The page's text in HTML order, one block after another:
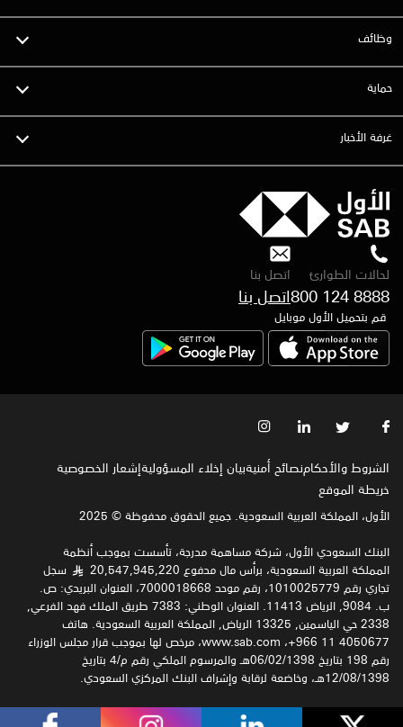
وظائف
حماية
غرفة الأخبار
لحالات الطوارئ
800 124 8888
اتصل بنا
قم بتحميل الأول موبايل
الشروط والأحكامنصائح أمنيةبيان إخلاء المسؤوليةإشعار الخصوصية‍
خريطة الموقع
الأول، المملكة العربية السعودية. جميع الحقوق محفوظة © 2025
البنك السعودي الأول، شركة مساهمة مدرجة، تأسست بموجب أنظمة
المملكة العربية السعودية، برأس مال مدفوع 20,547,945,220
§
سجل
تجاري رقم 1010025779، رقم موحد 7000018668، العنوان البريدي: ص.
ب. 9084, الرياض 11413. العنوان الوطني: 7383 طريق الملك فهد الفرعي,
2338 حي الياسمين, 13325 الرياض, المملكة العربية السعودية. هاتف
4050677 11 966+، www.sab.com، مرخص لها بموجب قرار مجلس الوزراء
رقم 198 بتاريخ 06/02/1398هـ والمرسوم الملكي رقم م/4 بتاريخ
12/08/1398هـ، وخاضعة لرقابة وإشراف البنك المركزي السعودي.